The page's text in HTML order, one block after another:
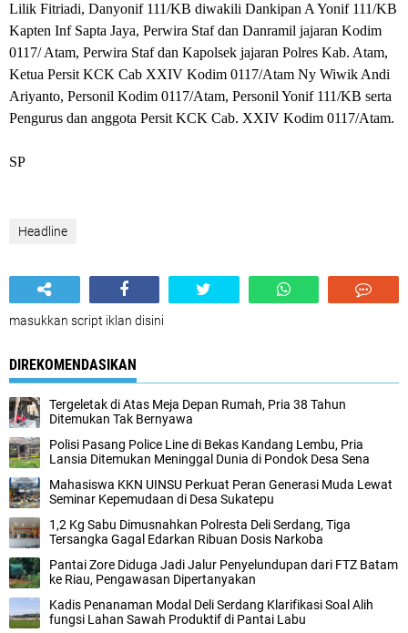
Lilik Fitriadi, Danyonif 111/KB diwakili Dankipan A Yonif 111/KB
Kapten Inf Sapta Jaya, Perwira Staf dan Danramil jajaran Kodim
0117/ Atam, Perwira Staf dan Kapolsek jajaran Polres Kab. Atam,
Ketua Persit KCK Cab XXIV Kodim 0117/Atam Ny Wiwik Andi
Ariyanto, Personil Kodim 0117/Atam, Personil Yonif 111/KB serta
Pengurus dan anggota Persit KCK Cab. XXIV Kodim 0117/Atam.
SP
Headline
masukkan script iklan disini
DIREKOMENDASIKAN
Tergeletak di Atas Meja Depan Rumah, Pria 38 Tahun
Ditemukan Tak Bernyawa
Polisi Pasang Police Line di Bekas Kandang Lembu, Pria
Lansia Ditemukan Meninggal Dunia di Pondok Desa Sena
Mahasiswa KKN UINSU Perkuat Peran Generasi Muda Lewat
Seminar Kepemudaan di Desa Sukatepu
1,2 Kg Sabu Dimusnahkan Polresta Deli Serdang, Tiga
Tersangka Gagal Edarkan Ribuan Dosis Narkoba
Pantai Zore Diduga Jadi Jalur Penyelundupan dari FTZ Batam
ke Riau, Pengawasan Dipertanyakan
Kadis Penanaman Modal Deli Serdang Klarifikasi Soal Alih
fungsi Lahan Sawah Produktif di Pantai Labu